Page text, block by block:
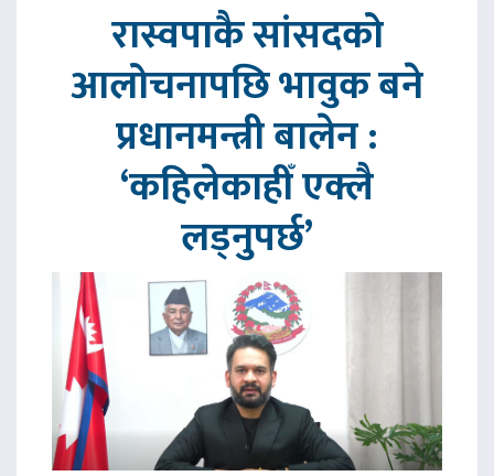
रास्वपाकै सांसदको
आलोचनापछि भावुक बने
प्रधानमन्त्री बालेन :
‘कहिलेकाहीँ एक्लै
लड्नुपर्छ’